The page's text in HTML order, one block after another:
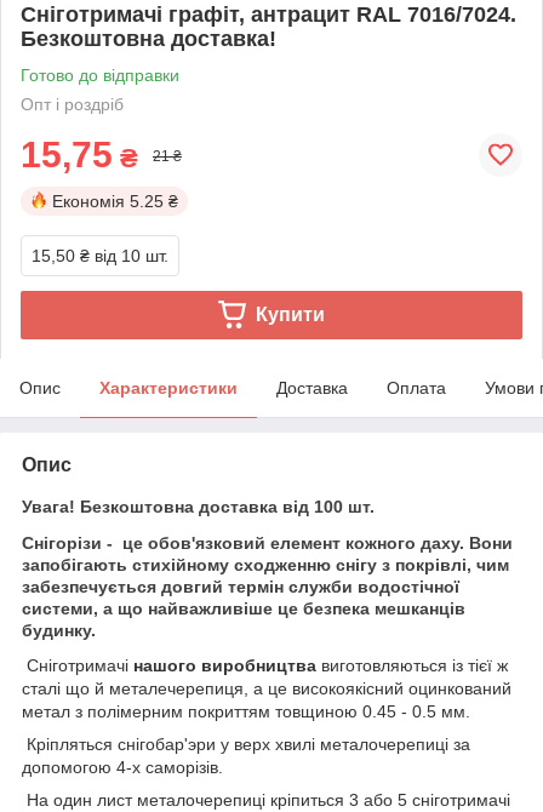
Сніготримачі графіт, антрацит RAL 7016/7024.
Безкоштовна доставка!
Готово до відправки
Опт і роздріб
15,75 ₴ 21 ₴
Економія 5.25 ₴
15,50 ₴ від 10 шт.
Купити
Опис Характеристики Доставка Оплата Умови
Опис
Увага! Безкоштовна доставка від 100 шт.
Снігорізи - це обов'язковий елемент кожного даху. Вони
запобігають стихійному сходженню снігу з покрівлі, чим
забезпечується довгий термін служби водостічної
системи, а що найважливіше це безпека мешканців
будинку.
Сніготримачі нашого виробництва виготовляються із тієї ж
сталі що й металечерепиця, а це високоякісний оцинкований
метал з полімерним покриттям товщиною 0.45 - 0.5 мм.
Кріпляться снігобар'эри у верх хвилі металочерепиці за
допомогою 4-х саморізів.
На один лист металочерепиці кріпиться 3 або 5 сніготримачі